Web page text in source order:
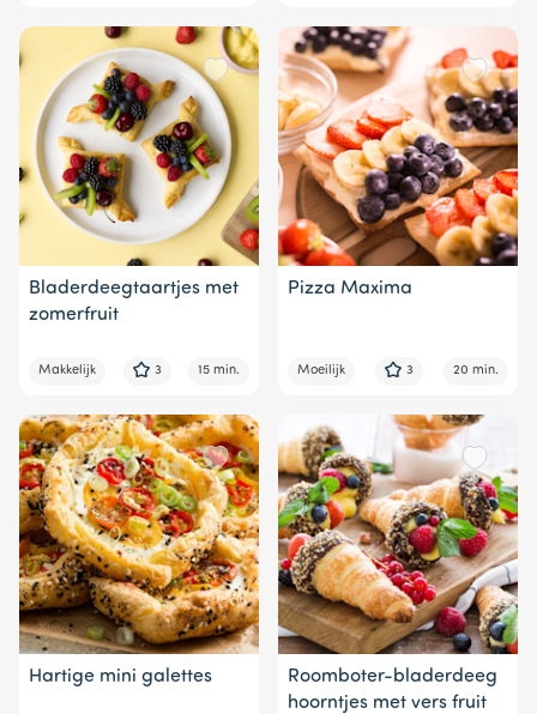
Bladerdeegtaartjes met
zomerfruit
Makkelijk 3 15 min.
Pizza Maxima
Moeilijk 3 20 min.
Hartige mini galettes
Roomboter-bladerdeeg
hoorntjes met vers fruit